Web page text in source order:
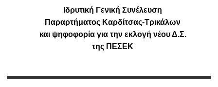
Ιδρυτική Γενική Συνέλευση
Παραρτήματος Καρδίτσας-Τρικάλων
και ψηφοφορία για την εκλογή νέου Δ.Σ.
της ΠΕΣΕΚ